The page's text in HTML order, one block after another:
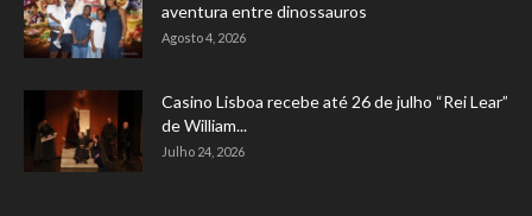
aventura entre dinossauros
Agosto 4, 2026
Casino Lisboa recebe até 26 de julho “Rei Lear”
de William...
Julho 24, 2026